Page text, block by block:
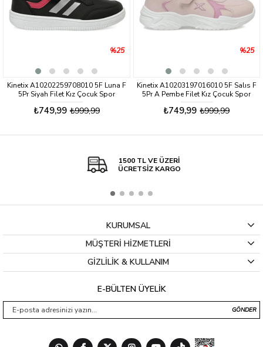
Kinetix A10202259708010 5F Luna F
5Pr Siyah Filet Kız Çocuk Spor
Ayakkabı
₺749,99 ₺999,99
%25
Kinetix A10203197016010 5F Salıs F
5Pr A Pembe Filet Kız Çocuk Spor
Ayakkabı
₺749,99 ₺999,99
%25
1500 TL VE ÜZERİ
ÜCRETSİZ KARGO
KURUMSAL
MÜŞTERİ HİZMETLERİ
GİZLİLİK & KULLANIM
E-BÜLTEN ÜYELİK
GÖNDER